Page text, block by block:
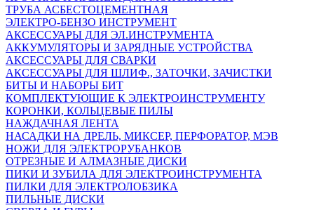
ТРУБА АСБЕСТОЦЕМЕНТНАЯ
ЭЛЕКТРО-БЕНЗО ИНСТРУМЕНТ
АКСЕССУАРЫ ДЛЯ ЭЛ.ИНСТРУМЕНТА
АККУМУЛЯТОРЫ И ЗАРЯДНЫЕ УСТРОЙСТВА
АКСЕССУАРЫ ДЛЯ СВАРКИ
АКСЕССУАРЫ ДЛЯ ШЛИФ., ЗАТОЧКИ, ЗАЧИСТКИ
БИТЫ И НАБОРЫ БИТ
КОМПЛЕКТУЮЩИЕ К ЭЛЕКТРОИНСТРУМЕНТУ
КОРОНКИ, КОЛЬЦЕВЫЕ ПИЛЫ
НАЖДАЧНАЯ ЛЕНТА
НАСАДКИ НА ДРЕЛЬ, МИКСЕР, ПЕРФОРАТОР, МЭВ
НОЖИ ДЛЯ ЭЛЕКТРОРУБАНКОВ
ОТРЕЗНЫЕ И АЛМАЗНЫЕ ДИСКИ
ПИКИ И ЗУБИЛА ДЛЯ ЭЛЕКТРОИНСТРУМЕНТА
ПИЛКИ ДЛЯ ЭЛЕКТРОЛОБЗИКА
ПИЛЬНЫЕ ДИСКИ